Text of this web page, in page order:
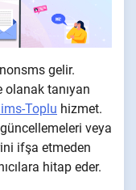
gelir.
tanıyan
Toplu hizmet.
veya
ifşa etmeden
hitap eder.